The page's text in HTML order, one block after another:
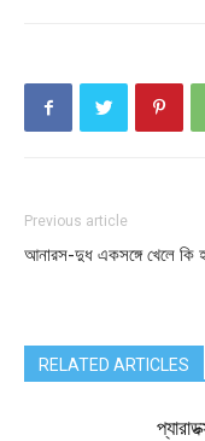
Previous article
আনারস-দুধ একসঙ্গে খেলে কি
RELATED ARTICLES